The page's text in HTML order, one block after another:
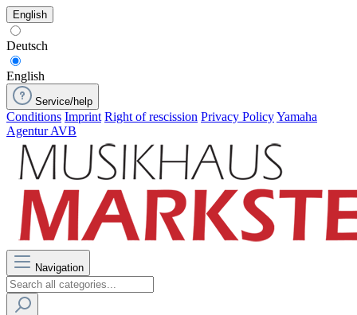
English
Deutsch
English
Service/help
Conditions Imprint Right of rescission Privacy PolicyYamaha
Agentur AVB
Navigation